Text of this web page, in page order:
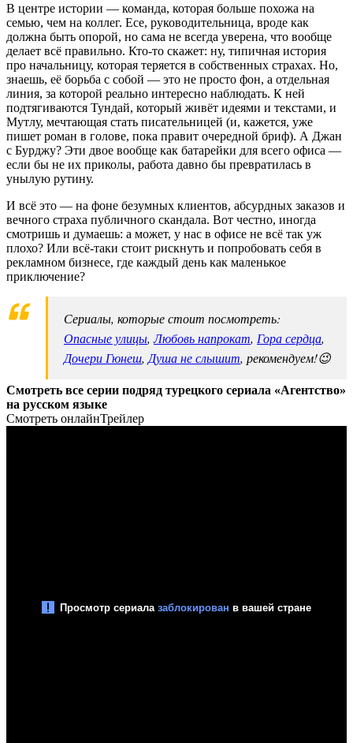
В центре истории — команда, которая больше похожа на
семью, чем на коллег. Есе, руководительница, вроде как
должна быть опорой, но сама не всегда уверена, что вообще
делает всё правильно. Кто-то скажет: ну, типичная история
про начальницу, которая теряется в собственных страхах. Но,
знаешь, её борьба с собой — это не просто фон, а отдельная
линия, за которой реально интересно наблюдать. К ней
подтягиваются Тундай, который живёт идеями и текстами, и
Мутлу, мечтающая стать писательницей (и, кажется, уже
пишет роман в голове, пока правит очередной бриф). А Джан
с Бурджу? Эти двое вообще как батарейки для всего офиса —
если бы не их приколы, работа давно бы превратилась в
унылую рутину.
И всё это — на фоне безумных клиентов, абсурдных заказов и
вечного страха публичного скандала. Вот честно, иногда
смотришь и думаешь: а может, у нас в офисе не всё так уж
плохо? Или всё-таки стоит рискнуть и попробовать себя в
рекламном бизнесе, где каждый день как маленькое
приключение?
Сериалы, которые стоит посмотреть:
Опасные улицы,Любовь напрокат, Гора сердца,
Дочери Гюнеш, Душа не слышит, рекомендуем!😉
Смотреть все серии подряд турецкого сериала «Агентство»
на русском языке
Смотреть онлайнТрейлер